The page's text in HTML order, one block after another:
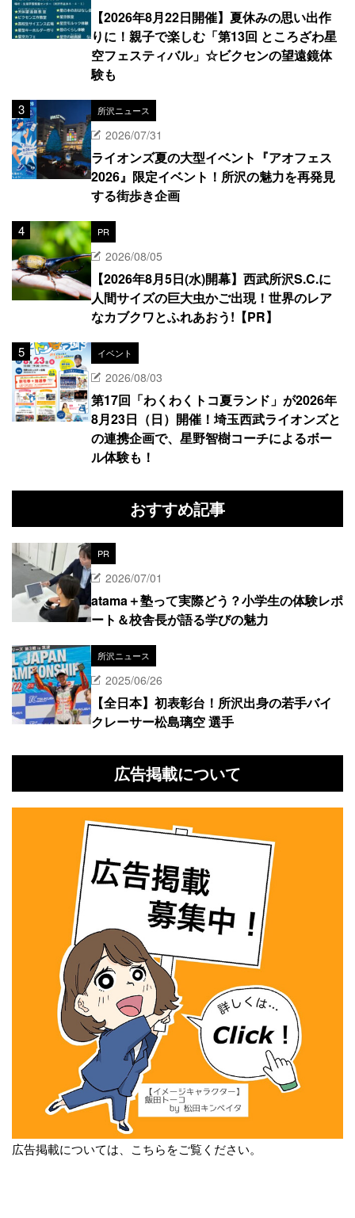
【2026年8月22日開催】夏休みの思い出作
りに！親子で楽しむ「第13回 ところざわ星
空フェスティバル」☆ビクセンの望遠鏡体
験も
所沢ニュース
2026/07/31
ライオンズ夏の大型イベント『アオフェス
2026』限定イベント！所沢の魅力を再発見
する街歩き企画
PR
2026/08/05
【2026年8月5日(水)開幕】西武所沢S.C.に
人間サイズの巨大虫かご出現！世界のレア
なカブクワとふれあおう!【PR】
イベント
2026/08/03
第17回「わくわくトコ夏ランド」が2026年
8月23日（日）開催！埼玉西武ライオンズと
の連携企画で、星野智樹コーチによるボー
ル体験も！
おすすめ記事
PR
2026/07/01
atama＋塾って実際どう？小学生の体験レポ
ート＆校舎長が語る学びの魅力
所沢ニュース
2025/06/26
【全日本】初表彰台！所沢出身の若手バイ
クレーサー松島璃空 選手
広告掲載について
広告掲載については、こちらをご覧ください。